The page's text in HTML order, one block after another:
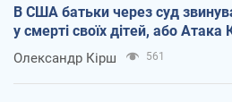
В США батьки через суд
у смерті своїх дітей, або
Олександр Кірш 561